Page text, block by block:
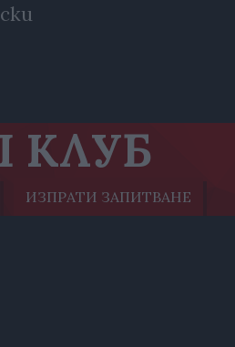
КЛУБ
ИЗПРАТИ ЗАПИТВАНЕ